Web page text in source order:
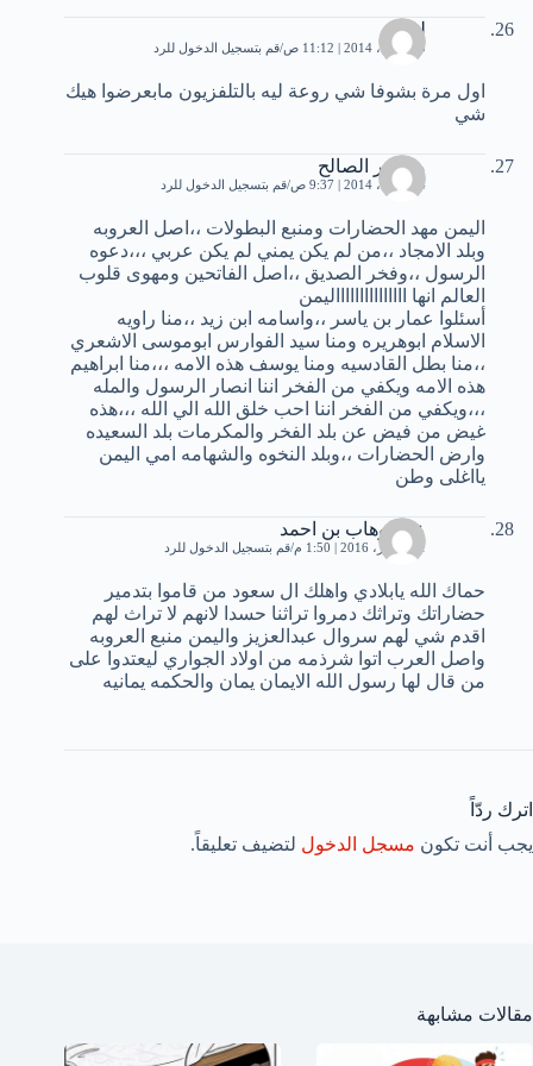
لينا
20 أبريل، 2014 | 11:12 ص قم بتسجيل الدخول للرد
اول مرة بشوفا شي روعة ليه بالتلفزيون مابعرضوا هيك
شي
منصور الصالح
24 أبريل، 2014 | 9:37 ص قم بتسجيل الدخول للرد
اليمن مهد الحضارات ومنبع البطولات ،،اصل العروبه
وبلد الامجاد ،،من لم يكن يمني لم يكن عربي ،،،دعوه
الرسول ،،وفخر الصديق ،،اصل الفاتحين ومهوى قلوب
العالم انها اااااااااااااااليمن
أسئلوا عمار بن ياسر ،،واسامه ابن زيد ،،منا راويه
الاسلام ابوهريره ومنا سيد الفوارس ابوموسى الاشعري
،،منا بطل القادسيه ومنا يوسف هذه الامه ،،،منا ابراهيم
هذه الامه ويكفي من الفخر اننا انصار الرسول والمله
،،،ويكفي من الفخر اننا احب خلق الله الي الله ،،،هذه
غيض من فيض عن بلد الفخر والمكرمات بلد السعيده
وارض الحضارات ،،وبلد النخوه والشهامه امي اليمن
يااغلى وطن
عبدالوهاب بن احمد
31 أكتوبر، 2016 | 1:50 م قم بتسجيل الدخول للرد
حماك الله يابلادي واهلك ال سعود من قاموا بتدمير
حضاراتك وتراثك دمروا تراثنا حسدا لانهم لا تراث لهم
اقدم شي لهم سروال عبدالعزيز واليمن منبع العروبه
واصل العرب اتوا شرذمه من اولاد الجواري ليعتدوا على
من قال لها رسول الله الايمان يمان والحكمه يمانيه
اترك ردّاً
يجب أنت تكون مسجل الدخول لتضيف تعليقاً.
مقالات مشابهة